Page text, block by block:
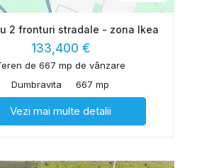
2 fronturi stradale - zona Ikea
133,400 €
de 667 mp de vânzare
Dumbravita
667 mp
Vezi mai multe detalii